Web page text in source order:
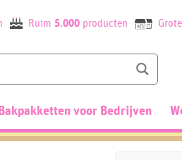
Ruim 5.000producten
Bakpakketten voor Bedrijven